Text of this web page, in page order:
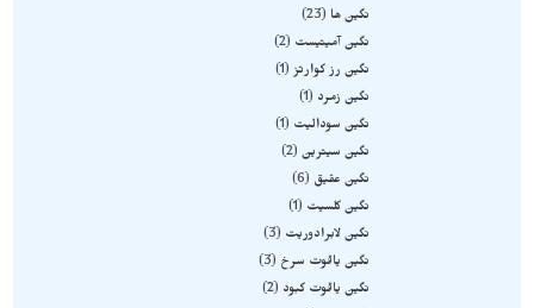
نگین ها
23
نگین آمیتیست
2
نگین رز کوارتز 1
نگین زمرد
1
نگین سودالیت
1
نگین سیترین 2
نگین عقیق
6
نگین کلسیت
1
نگین لابرادوریت
3
نگین یاقوت سرخ
3
نگین یاقوت کبود
2